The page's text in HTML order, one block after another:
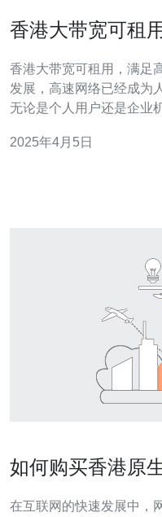
香港大带宽可租
香港大带宽可租用，满足高速网络需
发展，高速网络已经成为
无论是个人用户还是企业
纽，具有世界一流的网络
2025年4月5日
如何购买香港原
在互联网的快速发展中，